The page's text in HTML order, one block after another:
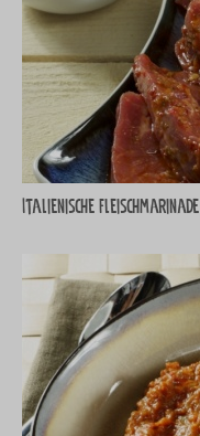
Italienische Fleischmarinade